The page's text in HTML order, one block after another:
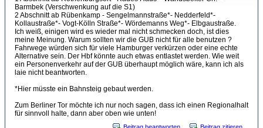
Barmbek (Verschwenkung auf die S1)
2 Abschnitt ab Rübenkamp - Sengelmannstraße*- Nedderfeld*-
Kollaustraße*- Vogt-Kölln Straße*- Wördemanns Weg*- Elbgaustraße.
Ich weiß, einigen wird es wieder mal nicht schmecken doch, ist dies
meine Meinung. Warum sollten wir die GUB nicht für alle benutzen ?
Fahrwege würden sich für viele Hamburger verkürzen oder eine echte
Alternative sein. Der Hbf könnte auch etwas entlastet werden. Wie weit
ein Personenverkehr auf der GUB überhaupt möglich wäre, kann ich als
laie nicht beantworten.
*Hier müsste ein Bahnsteig gebaut werden.
Zum Berliner Tor möchte ich nur noch sagen, dass ich einen Regionalhalt
für sinnvoll halte, dann aber oben wie unten!